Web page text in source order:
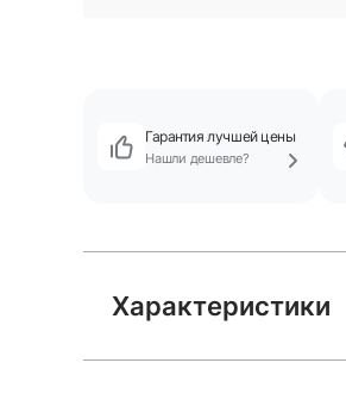
Гарантия лучшей цены
Нашли дешевле?
Характеристики